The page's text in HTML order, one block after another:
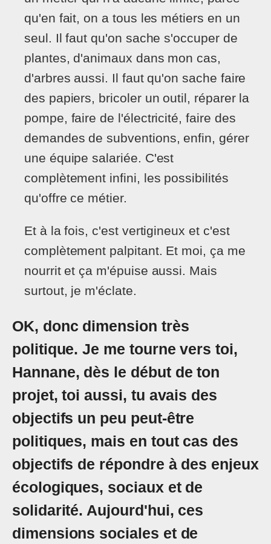
qu'en fait, on a tous les métiers en un
seul. Il faut qu'on sache s'occuper de
plantes, d'animaux dans mon cas,
d'arbres aussi. Il faut qu'on sache faire
des papiers, bricoler un outil, réparer la
pompe, faire de l'électricité, faire des
demandes de subventions, enfin, gérer
une équipe salariée. C'est
complètement infini, les possibilités
qu'offre ce métier.
Et à la fois, c'est vertigineux et c'est
complètement palpitant. Et moi, ça me
nourrit et ça m'épuise aussi. Mais
surtout, je m'éclate.
OK, donc dimension très
politique. Je me tourne vers toi,
Hannane, dès le début de ton
projet, toi aussi, tu avais des
objectifs un peu peut-être
politiques, mais en tout cas des
objectifs de répondre à des enjeux
écologiques, sociaux et de
solidarité. Aujourd'hui, ces
dimensions sociales et de